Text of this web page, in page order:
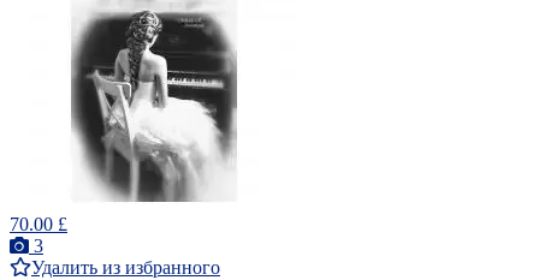
70.00 £
3
Удалить из избранного